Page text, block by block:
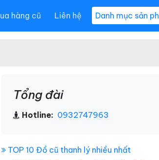
hàng cũ Liên hệ Danh mục sản
Tổng đài
Hotline: 0932747963
TOP 10 Đồ cũ thanh lý nhiều nhất